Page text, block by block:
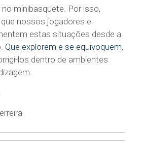
minibasquete. Por isso,
nossos jogadores e
estas situações desde a
Que explorem e se equivoquem,
los dentro de ambientes